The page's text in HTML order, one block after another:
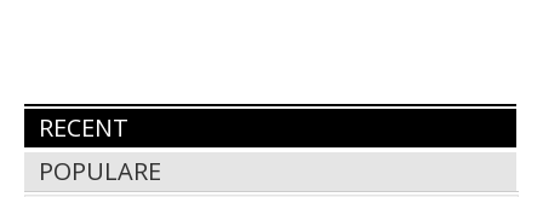
RECENT
POPULARE